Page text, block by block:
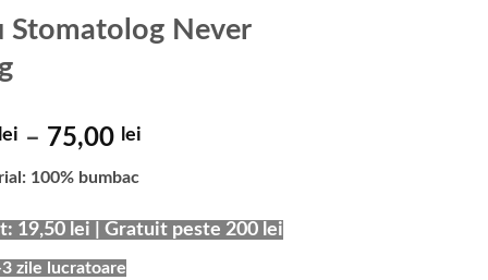
Stomatolog Never
lei – 75,00 lei
69,00 lei
până
100% bumbac
19,50 lei | Gratuit peste 200 lei
zile lucratoare